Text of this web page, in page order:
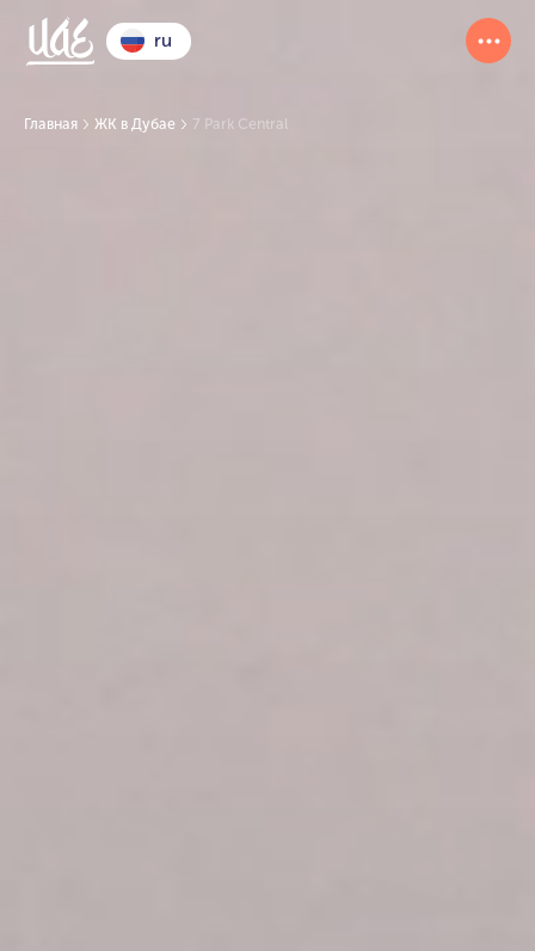
ru
Главная ЖК в Дубае 7 Park Central